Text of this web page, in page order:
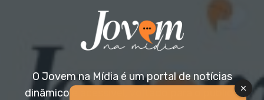
O Jovem na Mídia é um portal de notícias
dinâmico e acessível, voltado para o público